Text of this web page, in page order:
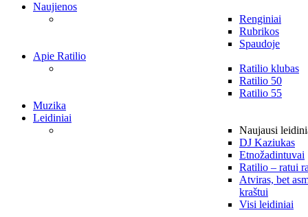
Naujienos
Renginiai
Rubrikos
Spaudoje
Apie Ratilio
Ratilio klubas
Ratilio 50
Ratilio 55
Muzika
Leidiniai
Naujausi
DJ Kaziukas
Etnožadintuvai
Ratilio – ratui
Atviras, bet
kraštui
Visi leidiniai